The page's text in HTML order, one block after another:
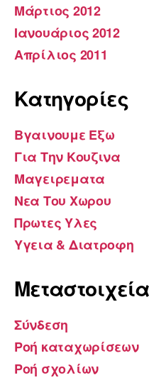
Μάρτιος 2012
Ιανουάριος 2012
Απρίλιος 2011
Kατηγορίες
Βγαινουμε Εξω
Για Την Κουζινα
Μαγειρεματα
Νεα Του Χωρου
Πρωτες Υλες
Υγεια & Διατροφη
Μεταστοιχεία
Σύνδεση
Ροή καταχωρίσεων
Ροή σχολίων